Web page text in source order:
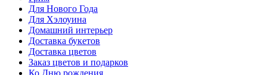
Для Нового Года
Для Хэлоуина
Домашний интерьер
Доставка букетов
Доставка цветов
Заказ цветов и подарков